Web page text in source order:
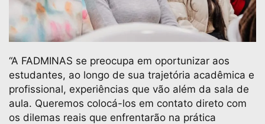
“A FADMINAS se preocupa em oportunizar aos
estudantes, ao longo de sua trajetória acadêmica e
profissional, experiências que vão além da sala de
aula. Queremos colocá-los em contato direto com
os dilemas reais que enfrentarão na prática